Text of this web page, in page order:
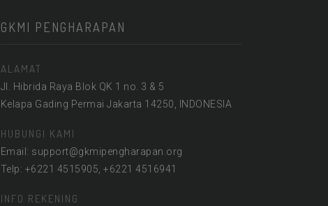
GKMI PENGHARAPAN
ALAMAT
Jl. Hibrida Raya Blok QK 1 no. 3 & 5
Kelapa Gading Permai Jakarta 14250, INDONESIA
HUBUNGI KAMI
Email: support@gkmipengharapan.org
Telp: +6221 4515905, +6221 4516941
INFO REKENING